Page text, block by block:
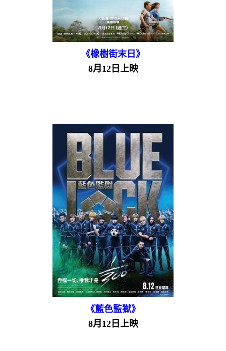
《橡樹街末日》
8月12日上映
《藍色監獄》
8月12日上映